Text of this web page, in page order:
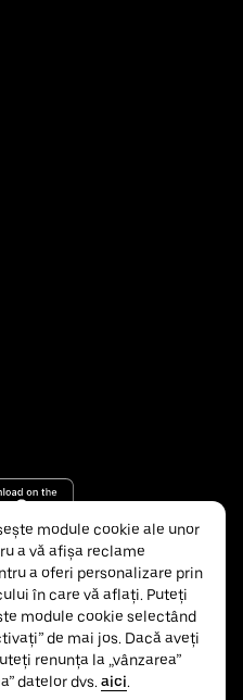
module cookie ale unor
a vă afișa reclame
a oferi personalizare prin
în care vă aflați. Puteți
module cookie selectând
de mai jos. Dacă aveți
renunța la „vânzarea”
datelor dvs. aici.